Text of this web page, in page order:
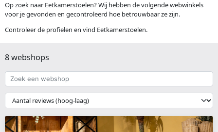
Op zoek naar Eetkamerstoelen? Wij hebben de volgende webwinkels
voor je gevonden en gecontroleerd hoe betrouwbaar ze zijn.
Controleer de profielen en vind Eetkamerstoelen.
8 webshops
Zoek
een
webshop
{{
__('Sort')
}}